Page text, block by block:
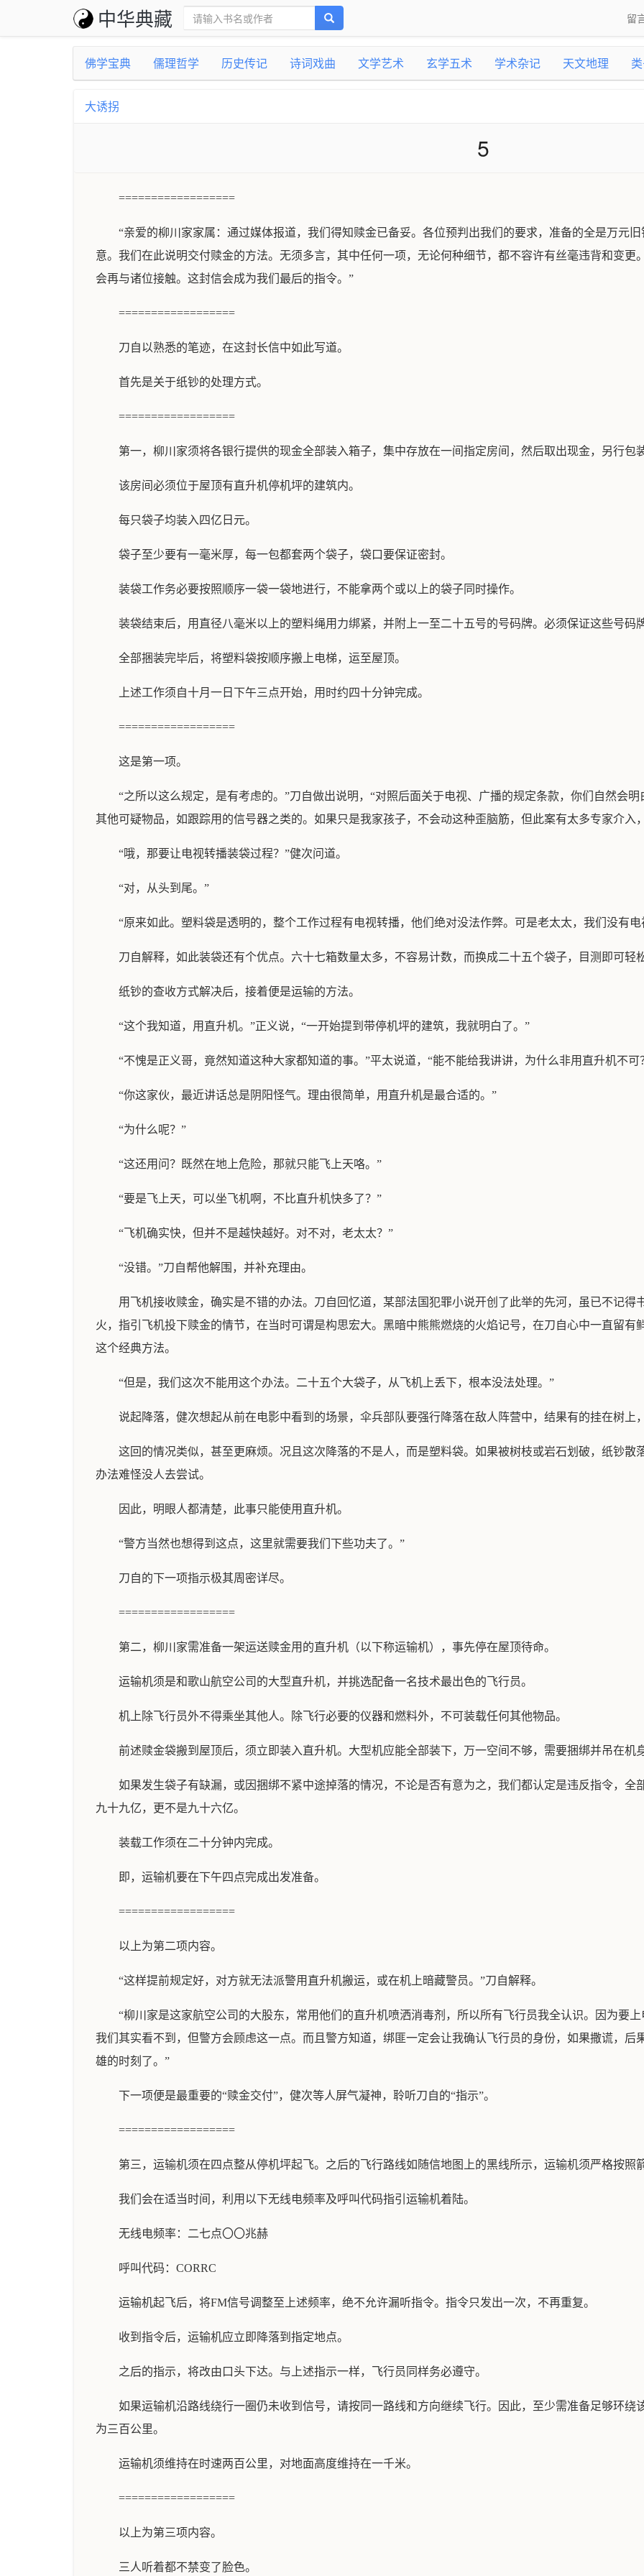
中华典藏 留
佛学宝典 儒理哲学 历史传记 诗词戏曲 文学艺术 玄学五术 学术杂记 天文地理
大诱拐
5
==================
“亲爱的柳川家家属：通过媒体报道，我们得知赎金已备妥。各位预判出我们的要求，准备的全是万元
意。我们在此说明交付赎金的方法。无须多言，其中任何一项，无论何种细节，都不容许有丝毫违背和变更
会再与诸位接触。这封信会成为我们最后的指令。”
==================
刀自以熟悉的笔迹，在这封长信中如此写道。
首先是关于纸钞的处理方式。
==================
第一，柳川家须将各银行提供的现金全部装入箱子，集中存放在一间指定房间，然后取出现金，另行包
该房间必须位于屋顶有直升机停机坪的建筑内。
每只袋子均装入四亿日元。
袋子至少要有一毫米厚，每一包都套两个袋子，袋口要保证密封。
装袋工作务必要按照顺序一袋一袋地进行，不能拿两个或以上的袋子同时操作。
装袋结束后，用直径八毫米以上的塑料绳用力绑紧，并附上一至二十五号的号码牌。必须保证这些号码
全部捆装完毕后，将塑料袋按顺序搬上电梯，运至屋顶。
上述工作须自十月一日下午三点开始，用时约四十分钟完成。
==================
这是第一项。
“之所以这么规定，是有考虑的。”刀自做出说明，“对照后面关于电视、广播的规定条款，你们自然会
其他可疑物品，如跟踪用的信号器之类的。如果只是我家孩子，不会动这种歪脑筋，但此案有太多专家介入
“哦，那要让电视转播装袋过程？”健次问道。
“对，从头到尾。”
“原来如此。塑料袋是透明的，整个工作过程有电视转播，他们绝对没法作弊。可是老太太，我们没有
刀自解释，如此装袋还有个优点。六十七箱数量太多，不容易计数，而换成二十五个袋子，目测即可轻
纸钞的查收方式解决后，接着便是运输的方法。
“这个我知道，用直升机。”正义说，“一开始提到带停机坪的建筑，我就明白了。”
“不愧是正义哥，竟然知道这种大家都知道的事。”平太说道，“能不能给我讲讲，为什么非用直升机不可
“你这家伙，最近讲话总是阴阳怪气。理由很简单，用直升机是最合适的。”
“为什么呢？”
“这还用问？既然在地上危险，那就只能飞上天咯。”
“要是飞上天，可以坐飞机啊，不比直升机快多了？”
“飞机确实快，但并不是越快越好。对不对，老太太？”
“没错。”刀自帮他解围，并补充理由。
用飞机接收赎金，确实是不错的办法。刀自回忆道，某部法国犯罪小说开创了此举的先河，虽已不记得
火，指引飞机投下赎金的情节，在当时可谓是构思宏大。黑暗中熊熊燃烧的火焰记号，在刀自心中一直留有
这个经典方法。
“但是，我们这次不能用这个办法。二十五个大袋子，从飞机上丢下，根本没法处理。”
说起降落，健次想起从前在电影中看到的场景，伞兵部队要强行降落在敌人阵营中，结果有的挂在树上
这回的情况类似，甚至更麻烦。况且这次降落的不是人，而是塑料袋。如果被树枝或岩石划破，纸钞
办法难怪没人去尝试。
因此，明眼人都清楚，此事只能使用直升机。
“警方当然也想得到这点，这里就需要我们下些功夫了。”
刀自的下一项指示极其周密详尽。
==================
第二，柳川家需准备一架运送赎金用的直升机（以下称运输机），事先停在屋顶待命。
运输机须是和歌山航空公司的大型直升机，并挑选配备一名技术最出色的飞行员。
机上除飞行员外不得乘坐其他人。除飞行必要的仪器和燃料外，不可装载任何其他物品。
前述赎金袋搬到屋顶后，须立即装入直升机。大型机应能全部装下，万一空间不够，需要捆绑并吊在机
如果发生袋子有缺漏，或因捆绑不紧中途掉落的情况，不论是否有意为之，我们都认定是违反指令，全
九十九亿，更不是九十六亿。
装载工作须在二十分钟内完成。
即，运输机要在下午四点完成出发准备。
==================
以上为第二项内容。
“这样提前规定好，对方就无法派警用直升机搬运，或在机上暗藏警员。”刀自解释。
“柳川家是这家航空公司的大股东，常用他们的直升机喷洒消毒剂，所以所有飞行员我全认识。因为要
我们其实看不到，但警方会顾虑这一点。而且警方知道，绑匪一定会让我确认飞行员的身份，如果撒谎，
雄的时刻了。”
下一项便是最重要的“赎金交付”，健次等人屏气凝神，聆听刀自的“指示”。
==================
第三，运输机须在四点整从停机坪起飞。之后的飞行路线如随信地图上的黑线所示，运输机须严格按照
我们会在适当时间，利用以下无线电频率及呼叫代码指引运输机着陆。
无线电频率：二七点〇〇兆赫
呼叫代码：CORRC
运输机起飞后，将FM信号调整至上述频率，绝不允许漏听指令。指令只发出一次，不再重复。
收到指令后，运输机应立即降落到指定地点。
之后的指示，将改由口头下达。与上述指示一样，飞行员同样务必遵守。
如果运输机沿路线绕行一圈仍未收到信号，请按同一路线和方向继续飞行。因此，至少需准备足够环绕
为三百公里。
运输机须维持在时速两百公里，对地面高度维持在一千米。
==================
以上为第三项内容。
三人听着都不禁变了脸色。